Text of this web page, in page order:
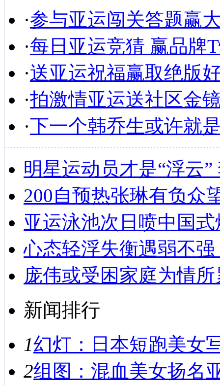
·参与亚运闯关答题赢
·每日亚运竞猜 赢品牌
·送亚运祝福赢取绝版
·拍激情亚运送社区金
·下一个韩乔生或许就
明星运动员才是“浮云
200自预热张琳有负众
亚运泳池次日喷中国
心态轻浮失衡遇弱不
庞伟或受困家庭为情
新闻排行
1幻灯：日本短跑美女
2组图：混血美女扬名